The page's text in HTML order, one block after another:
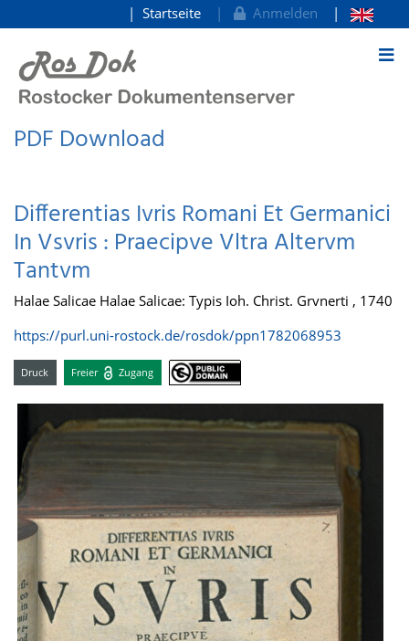
zum Inhalt
Startseite Anmelden
PDF Download
Differentias Ivris Romani Et Germanici
In Vsvris : Praecipve Vltra Altervm
Tantvm
Halae Salicae Halae Salicae: Typis Ioh. Christ. Grvnerti , 1740
https://purl.uni-rostock.de/rosdok/ppn1782068953
Druck Freier Zugang